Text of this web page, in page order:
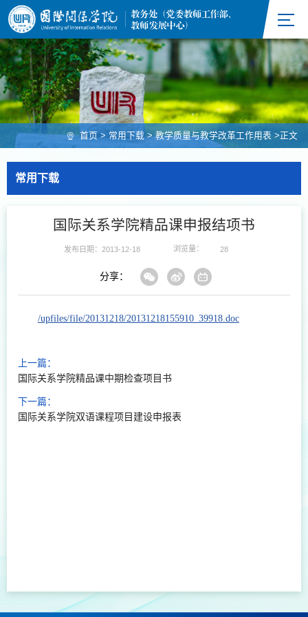
首页 > 常用下载 > 教学质量与教学改革工作用表 >正文
常用下载
国际关系学院精品课申报结项书
发布日期：2013-12-18 浏览量： 28
分享：
/upfiles/file/20131218/20131218155910_39918.doc
上一篇：
国际关系学院精品课中期检查项目书
下一篇：
国际关系学院双语课程项目建设申报表